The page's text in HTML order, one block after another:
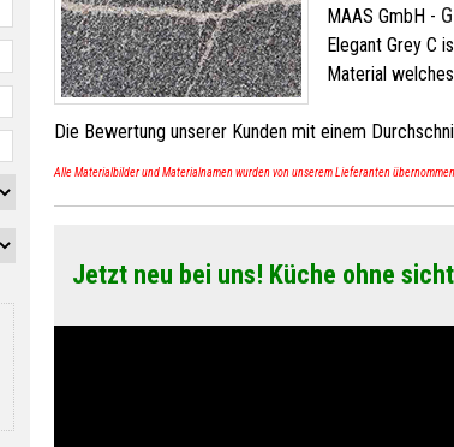
MAAS GmbH -
Elegant Grey C
Material
Die Bewertung unserer Kunden mit einem
Alle Materialbilder und Materialnamen wurden von unserem Lieferanten
Jetzt neu bei uns! Küche ohne